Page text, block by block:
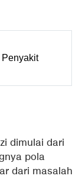
dimulai dari
pola
dari masalah